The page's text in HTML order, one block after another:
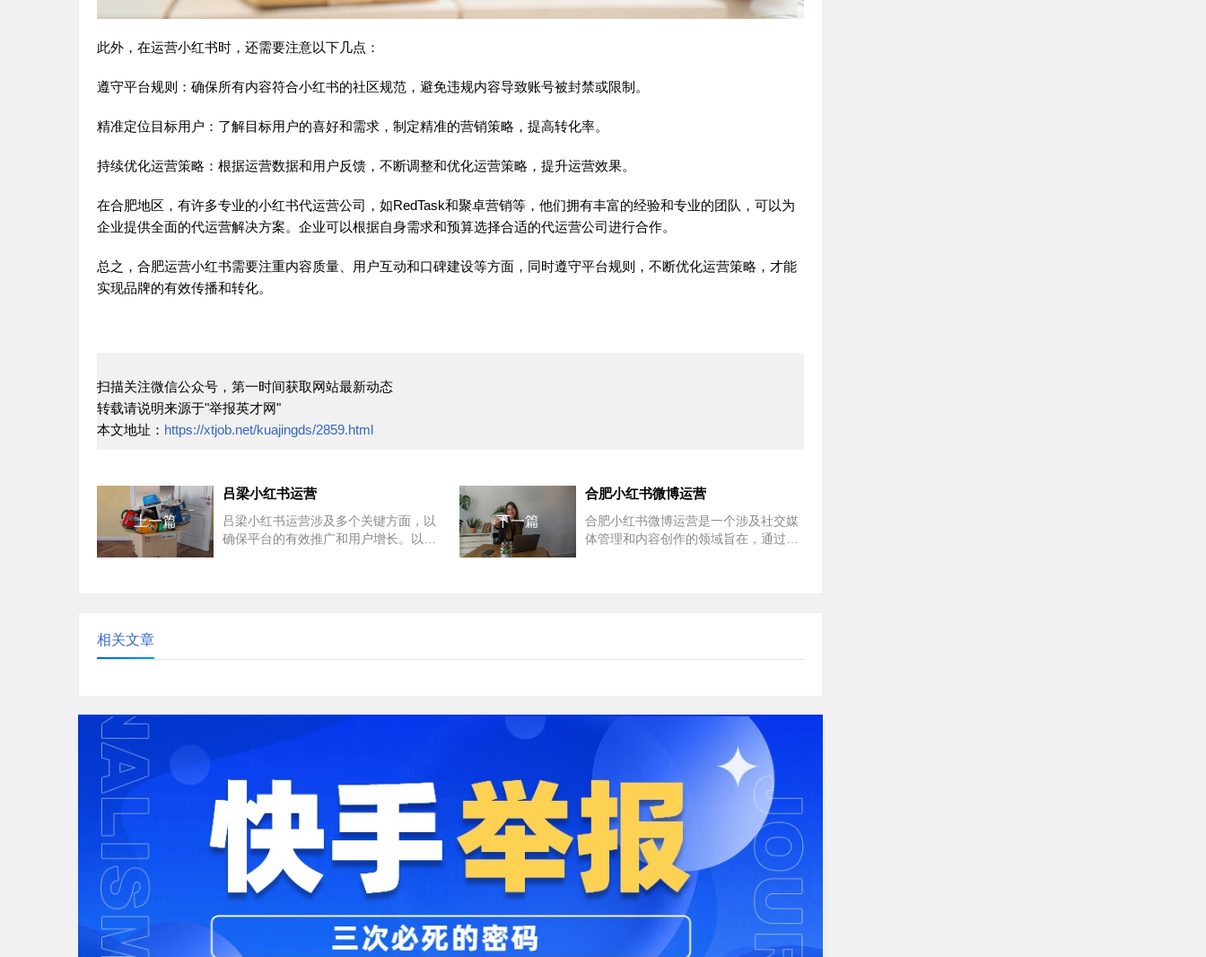
此外，在运营小红书时，还需要注意以下几点：
遵守平台规则：确保所有内容符合小红书的社区规范，避免违规内容导致账号被封禁或限制。
精准定位目标用户：了解目标用户的喜好和需求，制定精准的营销策略，提高转化率。
持续优化运营策略：根据运营数据和用户反馈，不断调整和优化运营策略，提升运营效果。
在合肥地区，有许多专业的小红书代运营公司，如RedTask和聚卓营销等，他们拥有丰富的经验和专业的团队，可以为
企业提供全面的代运营解决方案。企业可以根据自身需求和预算选择合适的代运营公司进行合作。
总之，合肥运营小红书需要注重内容质量、用户互动和口碑建设等方面，同时遵守平台规则，不断优化运营策略，才能
实现品牌的有效传播和转化。
扫描关注微信公众号，第一时间获取网站最新动态
转载请说明来源于"举报英才网"
本文地址： https://xtjob.net/kuajingds/2859.html
上一篇
吕梁小红书运营
吕梁小红书运营涉及多个关键方面，以
确保平台的有效推广和用户增长。以下
下一篇
合肥小红书微博运营
合肥小红书微博运营是一个涉及社交媒
体管理和内容创作的领域旨在，通过这
相关文章